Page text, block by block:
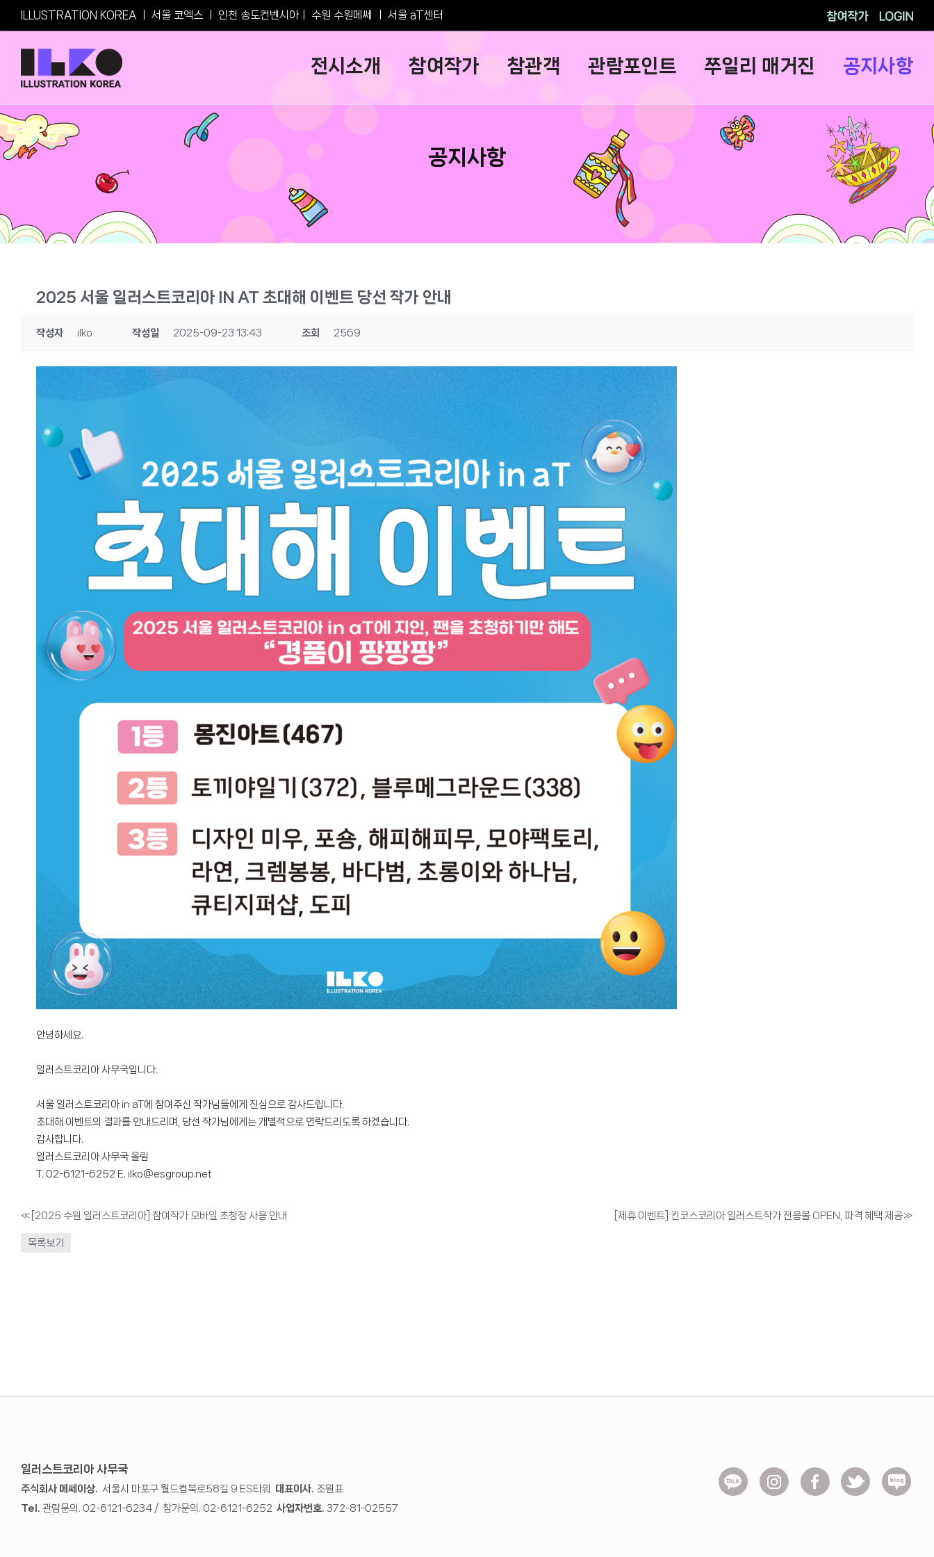
ILLUSTRATION KOREA 서울 코엑스 인천 송도컨벤시아ㅣ 수원 수원메쎄 서울 aT센터
참여작가
전시소개 참여작가 참관객 관람포인트 쭈일리 매거진 공지사항
공지사항
2025 서울 일러스트코리아 IN AT 초대해 이벤트 당선 작가 안내
작성자 ilko 작성일 2025-09-23 13:43 조회 2569
안녕하세요.
일러스트코리아 사무국입니다.
서울 일러스트코리아 in aT에 참여주신 작가님들에게 진심으로 감사드립니다.
초대해 이벤트의 결과를 안내드리며, 당선 작가님에게는 개별적으로 연락드리도록 하겠습니다.
감사합니다.
일러스트코리아 사무국 올림
T. 02-6121-6252 E. ilko@esgroup.net
« [2025 수원 일러스트코리아] 참여작가 모바일 초청장 사용 안내 [제휴 이벤트] 킨코스코리아 일러스트작가 전용몰 OPEN, 파격 혜택 제공»
목록보기
일러스트코리아 사무국
주식회사 메쎄이상. 서울시 마포구 월드컵북로58길 9 ES타워 대표이사. 조원표
Tel. 관람문의. 02-6121-6234 / 참가문의. 02-6121-6252 사업자번호. 372-81-02557